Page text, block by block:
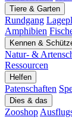
Tiere & Garten
Rundgang
Amphibien
Kennen &
Natur- &
Ressourcen
Helfen
Patenschaften
Dies & das
Zooshop